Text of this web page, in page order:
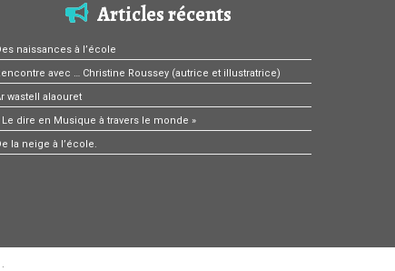
Articles récents
naissances à l’école
avec … Christine Roussey (autrice et illustratrice)
wastell alaouret
Le dire en Musique à travers le monde »
la neige à l’école.